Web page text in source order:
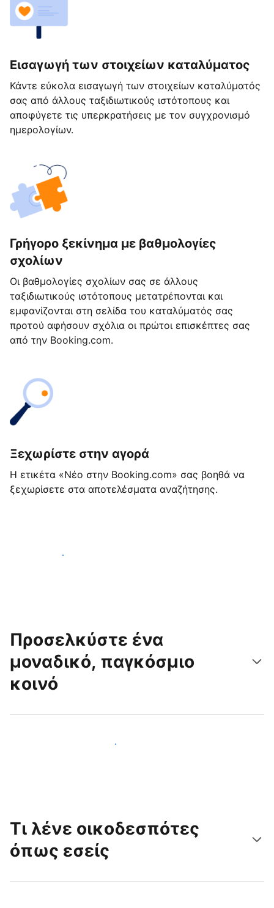
Εισαγωγή των στοιχείων καταλύματος
Κάντε εύκολα εισαγωγή των στοιχείων καταλύματός
σας από άλλους ταξιδιωτικούς ιστότοπους και
αποφύγετε τις υπερκρατήσεις με τον συγχρονισμό
ημερολογίων.
Γρήγορο ξεκίνημα με βαθμολογίες
σχολίων
Οι βαθμολογίες σχολίων σας σε άλλους
ταξιδιωτικούς ιστότοπους μετατρέπονται και
εμφανίζονται στη σελίδα του καταλύματός σας
προτού αφήσουν σχόλια οι πρώτοι επισκέπτες σας
από την Booking.com.
Ξεχωρίστε στην αγορά
Η ετικέτα «Νέο στην Booking.com» σας βοηθά να
ξεχωρίσετε στα αποτελέσματα αναζήτησης.
Ξεκινήστε σήμερα
Προσελκύστε ένα
μοναδικό, παγκόσμιο
κοινό
Προσελκύστε νέους επισκέπτες σήμερα
Τι λένε οικοδεσπότες
όπως εσείς